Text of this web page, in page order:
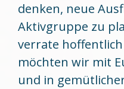
denken, neue
Aktivgruppe zu
verrate
möchten wir mit
und in